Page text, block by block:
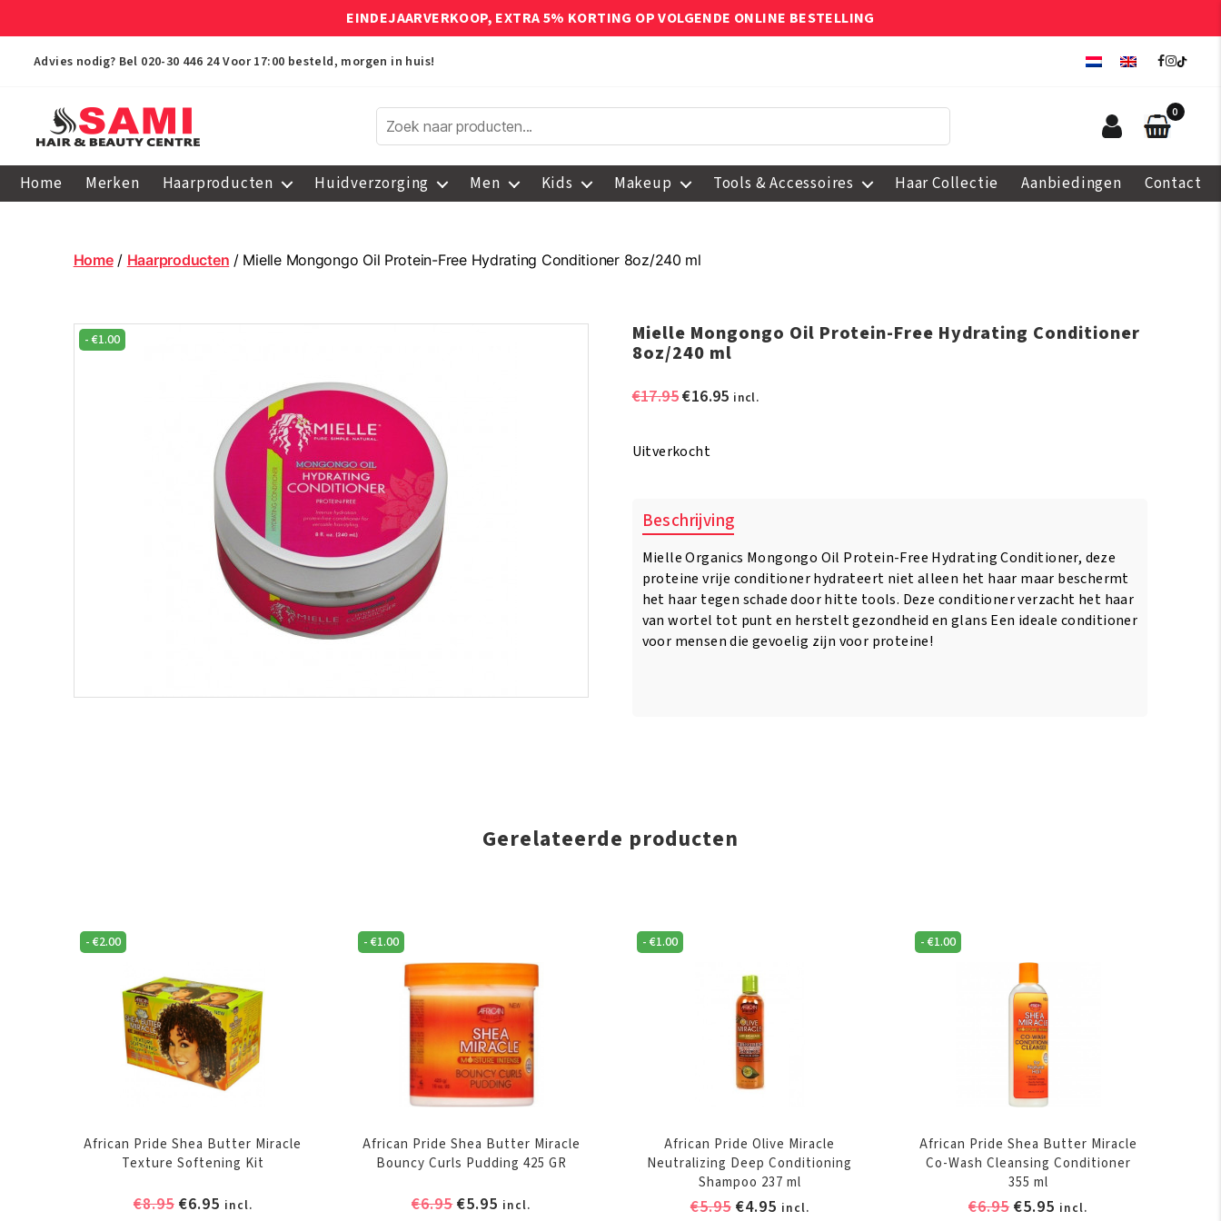
EINDEJAARVERKOOP, EXTRA 5% KORTING OP VOLGENDE ONLINE BESTELLING
Advies nodig? Bel 020-30 446 24 Voor 17:00 besteld, morgen in huis!
Hair
Centre
0
Home Merken Haarproducten Huidverzorging Men Kids Makeup Tools & Accessoires Haar Collectie Aanbiedingen Contact
Home/ Haarproducten / Mielle Mongongo Oil Protein-Free Hydrating Conditioner 8oz/240 ml
- €1.00 Mielle Mongongo Oil Protein-Free Hydrating Conditioner
8oz/240 ml
€17.95Oorspronkelijke
€17.95.
€16.95Huidige
incl.
Uitverkocht
Beschrijving
Mielle Organics Mongongo Oil Protein-Free Hydrating Conditioner, deze
proteine vrije conditioner hydrateert niet alleen het haar maar beschermt
het haar tegen schade door hitte tools. Deze conditioner verzacht het haar
van wortel tot punt en herstelt gezondheid en glans Een ideale conditioner
voor mensen die gevoelig zijn voor proteine!
Gerelateerde producten
- €2.00
African Pride Shea Butter Miracle
Texture Softening Kit
€8.95 Oorspronkelijke
€6.95Huidige
incl.
-€1.00
African Pride Shea Butter Miracle
Bouncy Curls Pudding 425 GR
€6.95Oorspronkelijke
€5.95 Huidige
incl.
- €1.00
African Pride Olive Miracle
Neutralizing Deep Conditioning
Shampoo 237 ml
€5.95 Oorspronkelijke
€4.95Huidige
incl.
-€1.00
African Pride Shea Butter Miracle
Co-Wash Cleansing Conditioner
355 ml
€6.95 Oorspronkelijke
€5.95 Huidige
incl.